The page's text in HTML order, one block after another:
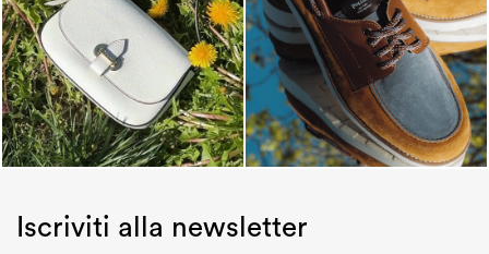
Iscriviti alla newsletter